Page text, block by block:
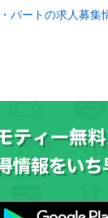
パートの求人募集